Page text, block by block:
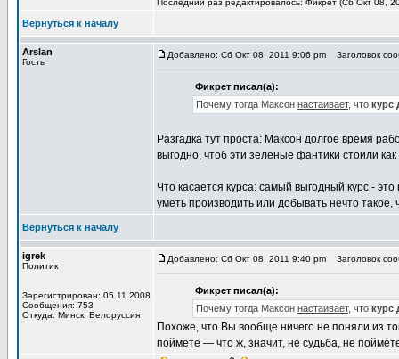
Последний раз редактировалось: Фикрет (Сб Окт 08,
Вернуться к началу
Arslan
Гость
Добавлено: Сб Окт 08, 2011 9:06 pm Заголовок
Фикрет писал(а):
Почему тогда Максон настаивает, что курс
Разгадка тут проста: Максон долгое время
выгодно, чтоб эти зеленые фантики стоили
Что касается курса: самый выгодный курс -
уметь производить или добывать нечто такое,
Вернуться к началу
igrek
Политик
Зарегистрирован: 05.11.2008
Сообщения: 753
Откуда: Минск, Белоруссия
Добавлено: Сб Окт 08, 2011 9:40 pm Заголовок
Фикрет писал(а):
Почему тогда Максон настаивает, что курс
Похоже, что Вы вообще ничего не поняли из
поймёте — что ж, значит, не судьба, не